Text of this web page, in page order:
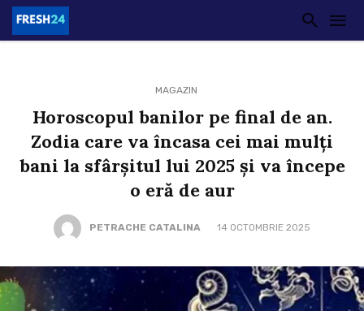
MAGAZIN
Horoscopul banilor pe final de an.
Zodia care va încasa cei mai mulți
bani la sfârșitul lui 2025 și va începe
o eră de aur
PETRACHE CATALINA 14 OCTOMBRIE 2025